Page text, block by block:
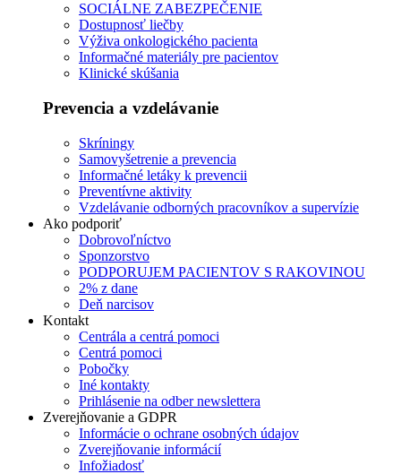
SOCIÁLNE ZABEZPEČENIE
Dostupnosť liečby
Výživa onkologického pacienta
Informačné materiály pre pacientov
Klinické skúšania
Prevencia a vzdelávanie
Skríningy
Samovyšetrenie a prevencia
Informačné letáky k prevencii
Preventívne aktivity
Vzdelávanie odborných pracovníkov a supervízie
Ako podporiť
Dobrovoľníctvo
Sponzorstvo
PODPORUJEM PACIENTOV S RAKOVINOU
2% z dane
Deň narcisov
Kontakt
Centrála a centrá pomoci
Centrá pomoci
Pobočky
Iné kontakty
Prihlásenie na odber newslettera
Zverejňovanie a GDPR
Informácie o ochrane osobných údajov
Zverejňovanie informácií
Infožiadosť